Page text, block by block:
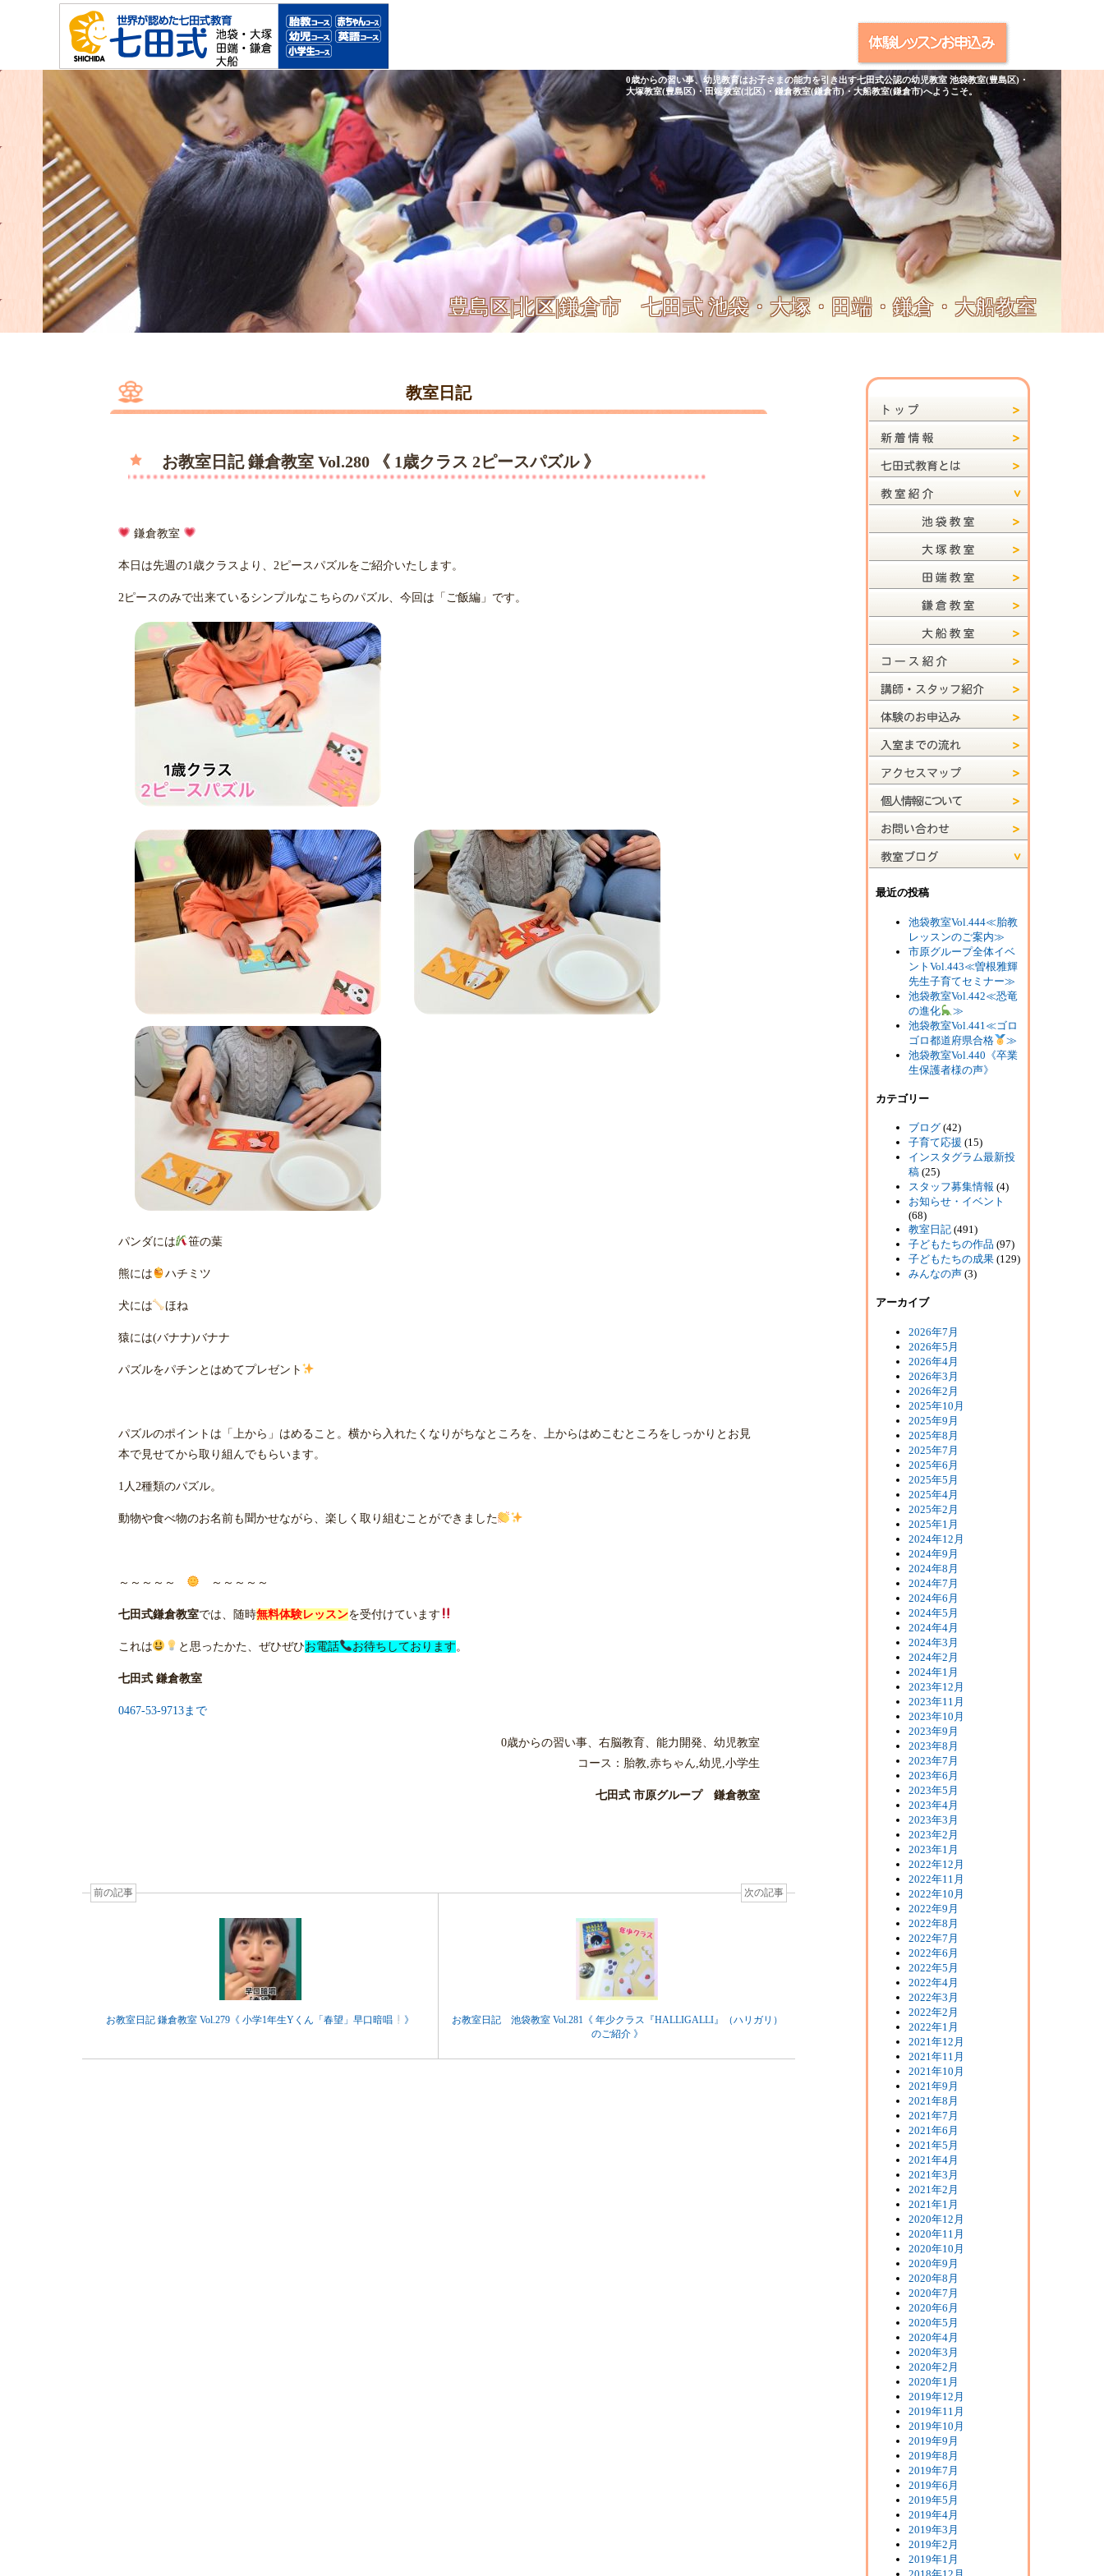
0歳からの習い事、幼児教育はお子さまの能力を引き出す七田式公認の幼児教室 池袋教室(豊島区)・
大塚教室(豊島区)・田端教室(北区)・鎌倉教室(鎌倉市)・大船教室(鎌倉市)へようこそ。
豊島区|北区|鎌倉市 七田式 池袋・大塚・田端・鎌倉・大船教室
最近の投稿
池袋教室Vol.444≪胎教
レッスンのご案内≫
市原グループ全体イベ
ントVol.443≪曽根雅輝
先生子育てセミナー≫
池袋教室Vol.442≪恐竜
の進化
≫
池袋教室Vol.441≪ゴロ
ゴロ都道府県合格
≫
池袋教室Vol.440《卒業
生保護者様の声》
カテゴリー
ブログ (42)
子育て応援 (15)
インスタグラム最新投
稿 (25)
スタッフ募集情報 (4)
お知らせ・イベント
(68)
教室日記 (491)
子どもたちの作品 (97)
子どもたちの成果 (129)
みんなの声 (3)
アーカイブ
2026年7月
2026年5月
2026年4月
2026年3月
2026年2月
2025年10月
2025年9月
2025年8月
2025年7月
2025年6月
2025年5月
2025年4月
2025年2月
2025年1月
2024年12月
2024年9月
2024年8月
2024年7月
2024年6月
2024年5月
2024年4月
2024年3月
2024年2月
2024年1月
2023年12月
2023年11月
2023年10月
2023年9月
2023年8月
2023年7月
2023年6月
2023年5月
2023年4月
2023年3月
2023年2月
2023年1月
2022年12月
2022年11月
2022年10月
2022年9月
2022年8月
2022年7月
2022年6月
2022年5月
2022年4月
2022年3月
2022年2月
2022年1月
2021年12月
2021年11月
2021年10月
2021年9月
2021年8月
2021年7月
2021年6月
2021年5月
2021年4月
2021年3月
2021年2月
2021年1月
2020年12月
2020年11月
2020年10月
2020年9月
2020年8月
2020年7月
2020年6月
2020年5月
2020年4月
2020年3月
2020年2月
2020年1月
2019年12月
2019年11月
2019年10月
2019年9月
2019年8月
2019年7月
2019年6月
2019年5月
2019年4月
2019年3月
2019年2月
2019年1月
教室日記
お教室日記 鎌倉教室 Vol.280 《 1歳クラス 2ピースパズル 》
鎌倉教室
本日は先週の1歳クラスより、2ピースパズルをご紹介いたします。
2ピースのみで出来ているシンプルなこちらのパズル、今回は「ご飯編」です。
パンダには 笹の葉
熊には ハチミツ
犬には ほね
猿には(バナナ)バナナ
パズルをパチンとはめてプレゼント
パズルのポイントは「上から」はめること。横から入れたくなりがちなところを、上からはめこむところをしっかりとお見
本で見せてから取り組んでもらいます。
1人2種類のパズル。
動物や食べ物のお名前も聞かせながら、楽しく取り組むことができました
～～～～～ ～～～～～
七田式鎌倉教室では、随時無料体験レッスンを受付けています
これは と思ったかた、ぜひぜひお電話 お待ちしております。
七田式 鎌倉教室
0467-53-9713まで
0歳からの習い事、右脳教育、能力開発、幼児教室
コース：胎教,赤ちゃん,幼児,小学生
七田式 市原グループ 鎌倉教室
前の記事
お教室日記 鎌倉教室 Vol.279《 小学1年生Yくん「春望」早口暗唱 》
次の記事
お教室日記 池袋教室 Vol.281《 年少クラス『HALLIGALLI』（ハリガリ）
のご紹介 》